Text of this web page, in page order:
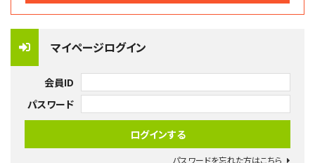
マイページログイン
会員ID
パスワード
パスワードを忘れた方はこちら